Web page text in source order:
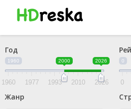
Год
1960 2000 2026
1960 1977 1993 2010 2026
0
0
Жанр